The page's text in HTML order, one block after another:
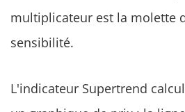
multiplicateur est la molette
sensibilité.
L'indicateur Supertrend